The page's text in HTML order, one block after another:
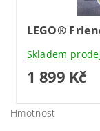
LEGO®
Skladem
1 899 Kč
Hmotnost